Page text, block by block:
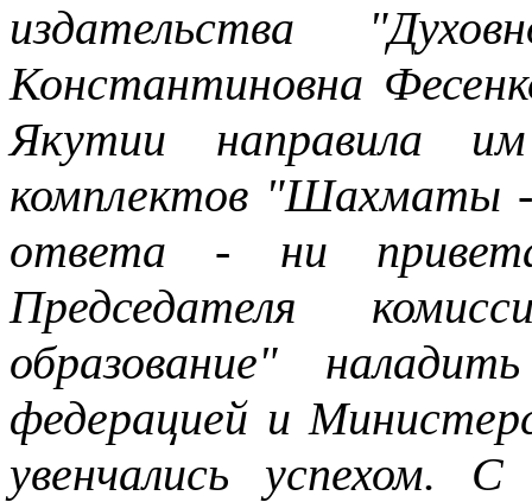
издательства
Константиновна
Якутии направила им
комплектов "Шахматы
ответа - ни
Председателя
образование"
федерацией и
увенчались